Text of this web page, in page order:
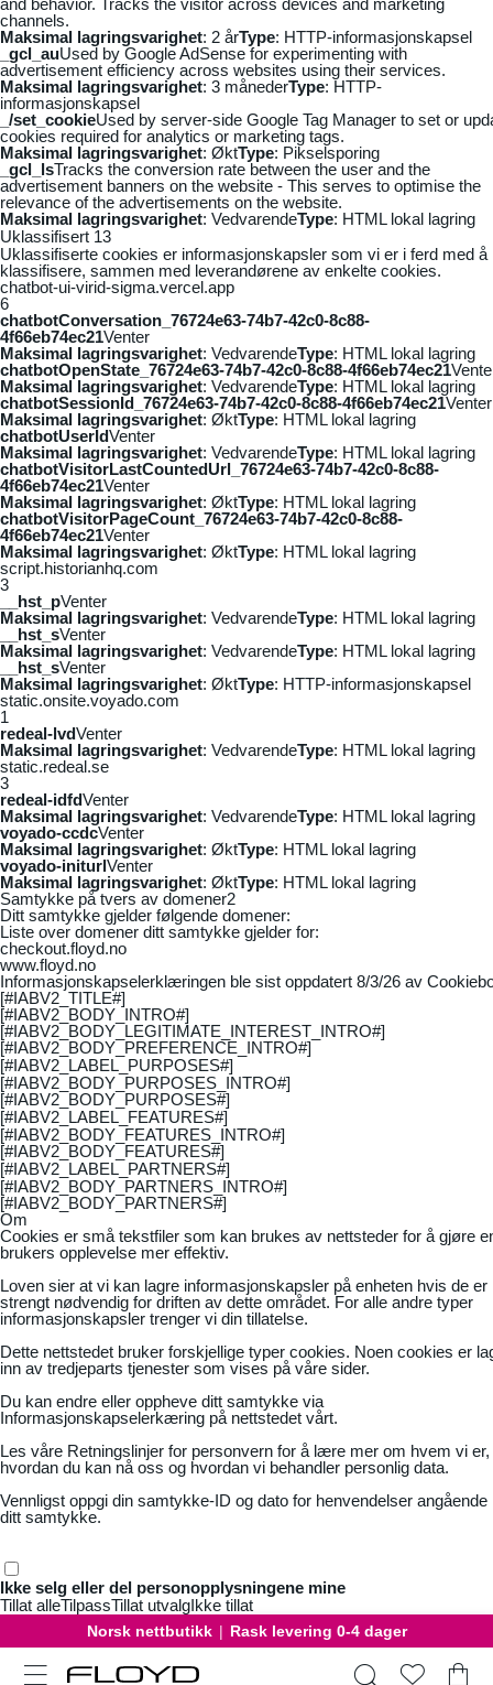
channels.
Maksimal lagringsvarighet: 2 årType: HTTP-informasjonskapsel
_gcl_auUsed by Google AdSense for experimenting with
advertisement efficiency across websites using their services.
Maksimal lagringsvarighet: 3 månederType: HTTP-
informasjonskapsel
_/set_cookieUsed by server-side Google Tag Manager to set or
cookies required for analytics or marketing tags.
Maksimal lagringsvarighet: ØktType: Pikselsporing
_gcl_lsTracks the conversion rate between the user and the
advertisement banners on the website - This serves to optimise the
relevance of the advertisements on the website.
Maksimal lagringsvarighet: VedvarendeType: HTML lokal lagring
Uklassifisert 13
Uklassifiserte cookies er informasjonskapsler som vi er i ferd med å
klassifisere, sammen med leverandørene av enkelte cookies.
chatbot-ui-virid-sigma.vercel.app
6
chatbotConversation_76724e63-74b7-42c0-8c88-
4f66eb74ec21Venter
Maksimal lagringsvarighet: VedvarendeType: HTML lokal lagring
chatbotOpenState_76724e63-74b7-42c0-8c88-4f66eb74ec21
Maksimal lagringsvarighet: VedvarendeType: HTML lokal lagring
chatbotSessionId_76724e63-74b7-42c0-8c88-4f66eb74ec21Venter
Maksimal lagringsvarighet: ØktType: HTML lokal lagring
chatbotUserIdVenter
Maksimal lagringsvarighet: VedvarendeType: HTML lokal lagring
chatbotVisitorLastCountedUrl_76724e63-74b7-42c0-8c88-
4f66eb74ec21Venter
Maksimal lagringsvarighet: ØktType: HTML lokal lagring
chatbotVisitorPageCount_76724e63-74b7-42c0-8c88-
4f66eb74ec21Venter
Maksimal lagringsvarighet: ØktType: HTML lokal lagring
script.historianhq.com
3
__hst_pVenter
Maksimal lagringsvarighet: VedvarendeType: HTML lokal lagring
__hst_sVenter
Maksimal lagringsvarighet: VedvarendeType: HTML lokal lagring
__hst_sVenter
Maksimal lagringsvarighet: ØktType: HTTP-informasjonskapsel
static.onsite.voyado.com
1
redeal-lvdVenter
Maksimal lagringsvarighet: VedvarendeType: HTML lokal lagring
static.redeal.se
3
redeal-idfdVenter
Maksimal lagringsvarighet: VedvarendeType: HTML lokal lagring
voyado-ccdcVenter
Maksimal lagringsvarighet: ØktType: HTML lokal lagring
voyado-initurlVenter
Maksimal lagringsvarighet: ØktType: HTML lokal lagring
Samtykke på tvers av domener2
Ditt samtykke gjelder følgende domener:
Liste over domener ditt samtykke gjelder for:
checkout.floyd.no
www.floyd.no
Informasjonskapselerklæringen ble sist oppdatert 8/3/26 av
[#IABV2_TITLE#]
[#IABV2_BODY_INTRO#]
[#IABV2_BODY_LEGITIMATE_INTEREST_INTRO#]
[#IABV2_BODY_PREFERENCE_INTRO#]
[#IABV2_LABEL_PURPOSES#]
[#IABV2_BODY_PURPOSES_INTRO#]
[#IABV2_BODY_PURPOSES#]
[#IABV2_LABEL_FEATURES#]
[#IABV2_BODY_FEATURES_INTRO#]
[#IABV2_BODY_FEATURES#]
[#IABV2_LABEL_PARTNERS#]
[#IABV2_BODY_PARTNERS_INTRO#]
[#IABV2_BODY_PARTNERS#]
Om
Cookies er små tekstfiler som kan brukes av nettsteder for å gjøre
brukers opplevelse mer effektiv.
Loven sier at vi kan lagre informasjonskapsler på enheten hvis de er
strengt nødvendig for driften av dette området. For alle andre typer
informasjonskapsler trenger vi din tillatelse.
Dette nettstedet bruker forskjellige typer cookies. Noen cookies er
inn av tredjeparts tjenester som vises på våre sider.
Du kan endre eller oppheve ditt samtykke via
Informasjonskapselerkæring på nettstedet vårt.
Les våre Retningslinjer for personvern for å lære mer om hvem vi er,
hvordan du kan nå oss og hvordan vi behandler personlig data.
Vennligst oppgi din samtykke-ID og dato for henvendelser angående
ditt samtykke.
Ikke selg eller del personopplysningene mine
Tillat alleTilpassTillat utvalgIkke tillat
Norsk nettbutikk | Rask levering 0-4 dager